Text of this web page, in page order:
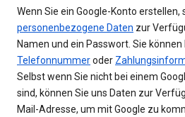
Wenn Sie ein Google-Konto erstellen,
personenbezogene Daten zur
Namen und ein Passwort. Sie
Telefonnummeroder
Selbst wenn Sie nicht bei einem
sind, können Sie uns Daten zur
Mail-Adresse, um mit Google zu